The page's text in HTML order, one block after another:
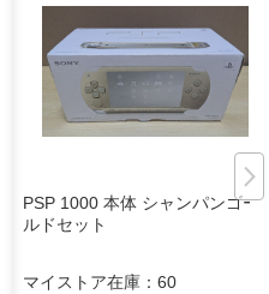
PSP 1000 本体 シャンパンゴー
ルドセット
マイストア在庫： 60